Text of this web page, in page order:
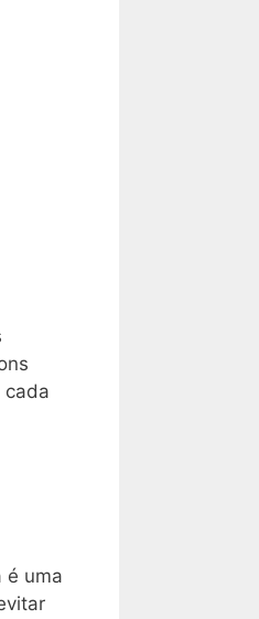
cada
é uma